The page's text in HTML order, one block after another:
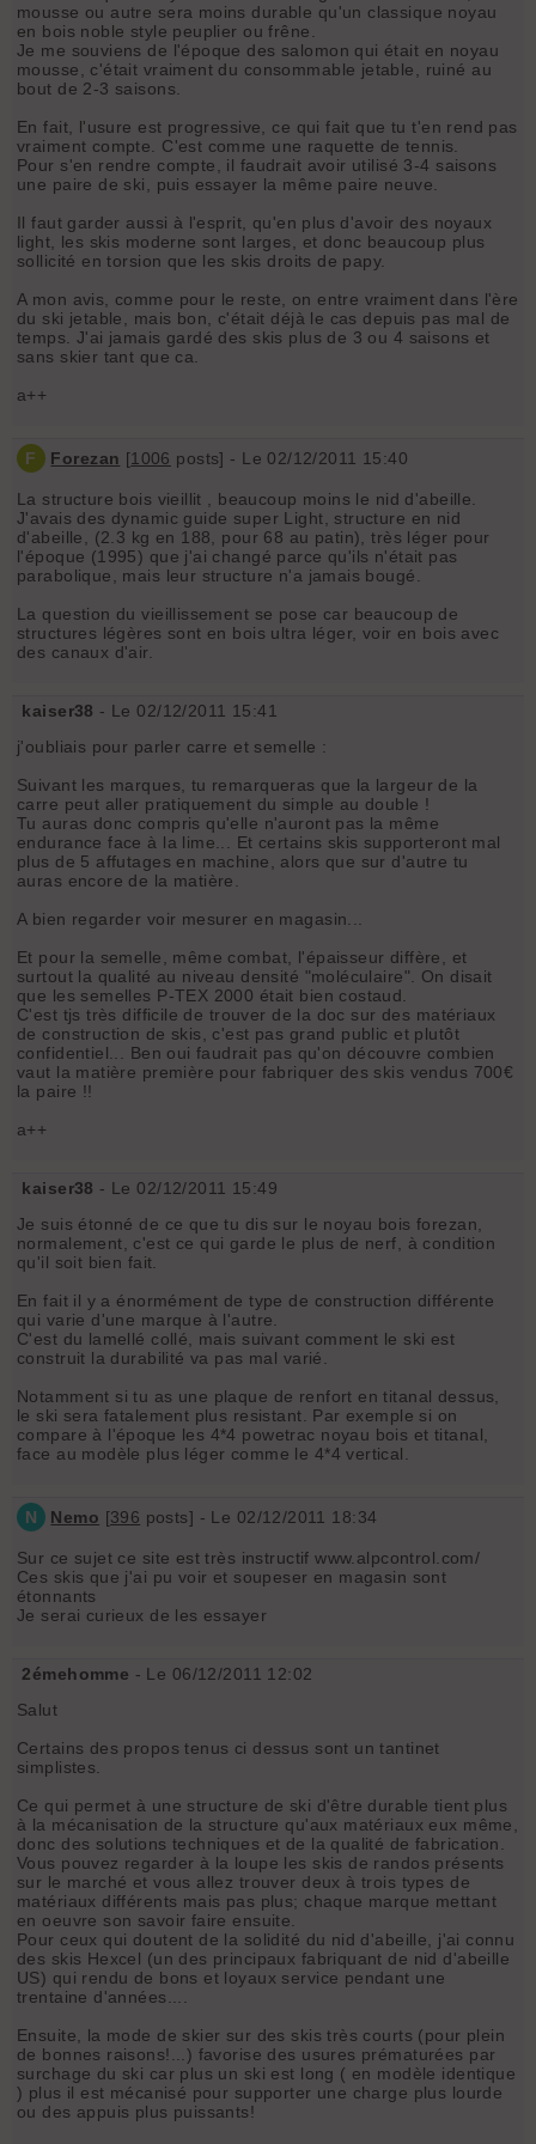
mousse ou autre sera moins durable qu'un classique noyau
en bois noble style peuplier ou frêne.
Je me souviens de l'époque des salomon qui était en noyau
mousse, c'était vraiment du consommable jetable, ruiné au
bout de 2-3 saisons.
En fait, l'usure est progressive, ce qui fait que tu t'en rend pas
vraiment compte. C'est comme une raquette de tennis.
Pour s'en rendre compte, il faudrait avoir utilisé 3-4 saisons
une paire de ski, puis essayer la même paire neuve.
Il faut garder aussi à l'esprit, qu'en plus d'avoir des noyaux
light, les skis moderne sont larges, et donc beaucoup plus
sollicité en torsion que les skis droits de papy.
A mon avis, comme pour le reste, on entre vraiment dans l'ère
du ski jetable, mais bon, c'était déjà le cas depuis pas mal de
temps. J'ai jamais gardé des skis plus de 3 ou 4 saisons et
sans skier tant que ca.
a++
F Forezan [1006 posts] - Le 02/12/2011 15:40
La structure bois vieillit , beaucoup moins le nid d'abeille.
J'avais des dynamic guide super Light, structure en nid
d'abeille, (2.3 kg en 188, pour 68 au patin), très léger pour
l'époque (1995) que j'ai changé parce qu'ils n'était pas
parabolique, mais leur structure n'a jamais bougé.
La question du vieillissement se pose car beaucoup de
structures légères sont en bois ultra léger, voir en bois avec
des canaux d'air.
kaiser38 - Le 02/12/2011 15:41
j'oubliais pour parler carre et semelle :
Suivant les marques, tu remarqueras que la largeur de la
carre peut aller pratiquement du simple au double !
Tu auras donc compris qu'elle n'auront pas la même
endurance face à la lime... Et certains skis supporteront mal
plus de 5 affutages en machine, alors que sur d'autre tu
auras encore de la matière.
A bien regarder voir mesurer en magasin...
Et pour la semelle, même combat, l'épaisseur diffère, et
surtout la qualité au niveau densité "moléculaire". On disait
que les semelles P-TEX 2000 était bien costaud.
C'est tjs très difficile de trouver de la doc sur des matériaux
de construction de skis, c'est pas grand public et plutôt
confidentiel... Ben oui faudrait pas qu'on découvre combien
vaut la matière première pour fabriquer des skis vendus 700€
la paire !!
a++
kaiser38 - Le 02/12/2011 15:49
Je suis étonné de ce que tu dis sur le noyau bois forezan,
normalement, c'est ce qui garde le plus de nerf, à condition
qu'il soit bien fait.
En fait il y a énormément de type de construction différente
qui varie d'une marque à l'autre.
C'est du lamellé collé, mais suivant comment le ski est
construit la durabilité va pas mal varié.
Notamment si tu as une plaque de renfort en titanal dessus,
le ski sera fatalement plus resistant. Par exemple si on
compare à l'époque les 4*4 powetrac noyau bois et titanal,
face au modèle plus léger comme le 4*4 vertical.
N Nemo [396 posts] - Le 02/12/2011 18:34
Sur ce sujet ce site est très instructif www.alpcontrol.com/
Ces skis que j'ai pu voir et soupeser en magasin sont
étonnants
Je serai curieux de les essayer
2émehomme - Le 06/12/2011 12:02
Salut
Certains des propos tenus ci dessus sont un tantinet
simplistes.
Ce qui permet à une structure de ski d'être durable tient plus
à la mécanisation de la structure qu'aux matériaux eux même,
donc des solutions techniques et de la qualité de fabrication.
Vous pouvez regarder à la loupe les skis de randos présents
sur le marché et vous allez trouver deux à trois types de
matériaux différents mais pas plus; chaque marque mettant
en oeuvre son savoir faire ensuite.
Pour ceux qui doutent de la solidité du nid d'abeille, j'ai connu
des skis Hexcel (un des principaux fabriquant de nid d'abeille
US) qui rendu de bons et loyaux service pendant une
trentaine d'années....
Ensuite, la mode de skier sur des skis très courts (pour plein
de bonnes raisons!...) favorise des usures prématurées par
surchage du ski car plus un ski est long ( en modèle identique
) plus il est mécanisé pour supporter une charge plus lourde
ou des appuis plus puissants!